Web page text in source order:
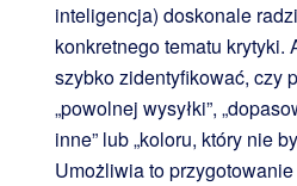
inteligencja) doskonale
konkretnego tematu krytyki.
szybko zidentyfikować, czy
„powolnej wysyłki”,
inne” lub „koloru, który nie
Umożliwia to